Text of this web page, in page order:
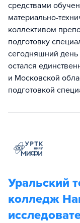
средствами
материально-
коллективом
подготовку
сегодняшний день
остался
и Московской
подготовкой
Уральский
колледж